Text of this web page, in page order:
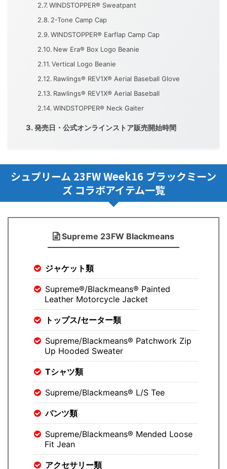
WINDSTOPPER® Sweatpant
2-Tone Camp Cap
WINDSTOPPER® Earflap Camp Cap
New Era® Box Logo Beanie
Vertical Logo Beanie
Rawlings® REV1X® Aerial Baseball Glove
Rawlings® REV1X® Aerial Baseball
WINDSTOPPER® Neck Gaiter
発売日・公式オンラインストア販売開始時間
シュプリーム 23FW Week16 ブラックミーン
ズ コラボアイテム一覧
Supreme 23FW Blackmeans
ジャケット類
Supreme®/Blackmeans® Painted
Leather Motorcycle Jacket
トップス/セーター類
Supreme/Blackmeans® Patchwork Zip
Up Hooded Sweater
Tシャツ類
Supreme/Blackmeans® L/S Tee
パンツ類
Supreme/Blackmeans® Mended Loose
Fit Jean
アクセサリー類